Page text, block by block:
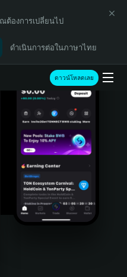
ต้องการเปลี่ยนไป
ดำเนินการต่อในภาษาไทย
ดาวน์โหลดเลย